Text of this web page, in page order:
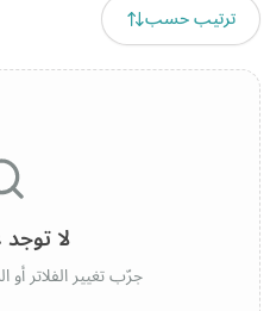
ترتيب حسب
لا
جرّب تغيير الفلاتر